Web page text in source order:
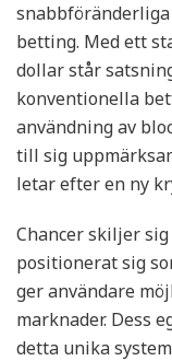
betting. Med ett
dollar står
konventionella
användning av
till sig
letar efter en ny
Chancer skiljer
positionerat sig
ger användare
marknader. Dess
detta unika